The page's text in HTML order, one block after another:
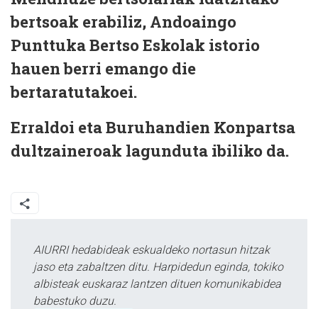
bertsoak erabiliz, Andoaingo
Punttuka Bertso Eskolak istorio
hauen berri emango die
bertaratutakoei.
Erraldoi eta Buruhandien Konpartsa
dultzaineroak lagunduta ibiliko da.
AIURRI hedabideak eskualdeko nortasun hitzak
jaso eta zabaltzen ditu. Harpidedun eginda, tokiko
albisteak euskaraz lantzen dituen komunikabidea
babestuko duzu.